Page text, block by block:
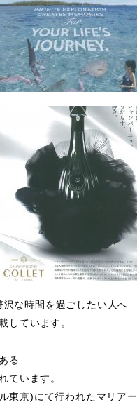
な時間を過ごしたい人へ
しています。
る
ています。
東京)にて行われたマリア